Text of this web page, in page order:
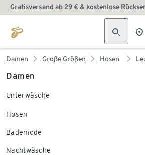
Gratisversand ab 29 € & kostenlose
Damen Große Größen Hosen
Damen
Unterwäsche
Hosen
Bademode
Nachtwäsche